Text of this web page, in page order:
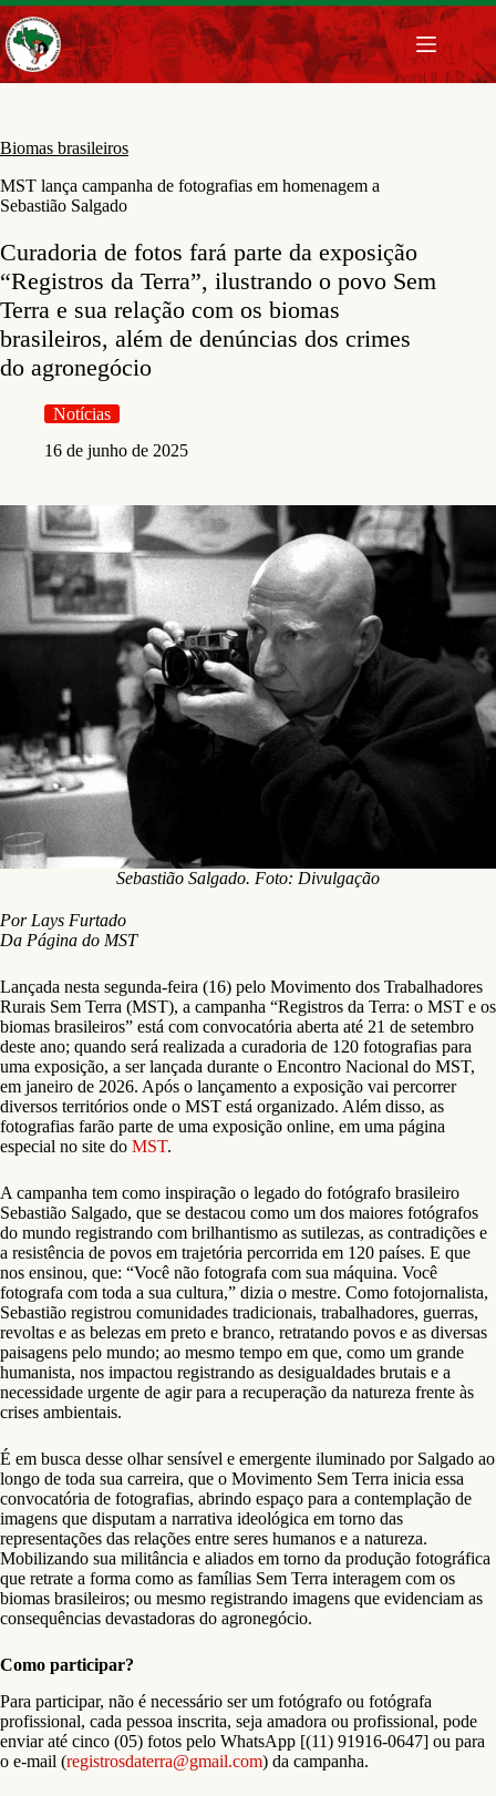
Pular
para
o
conteúdo
Biomas brasileiros
MST lança campanha de fotografias em homenagem a
Sebastião Salgado
Curadoria de fotos fará parte da exposição
“Registros da Terra”, ilustrando o povo Sem
Terra e sua relação com os biomas
brasileiros, além de denúncias dos crimes
do agronegócio
Notícias
16 de junho de 2025
Sebastião Salgado. Foto: Divulgação
Por Lays Furtado
Da Página do MST
Lançada nesta segunda-feira (16) pelo Movimento dos Trabalhadores
Rurais Sem Terra (MST), a campanha “Registros da Terra: o MST e os
biomas brasileiros” está com convocatória aberta até 21 de setembro
deste ano; quando será realizada a curadoria de 120 fotografias para
uma exposição, a ser lançada durante o Encontro Nacional do MST,
em janeiro de 2026. Após o lançamento a exposição vai percorrer
diversos territórios onde o MST está organizado. Além disso, as
fotografias farão parte de uma exposição online, em uma página
especial no site do MST.
A campanha tem como inspiração o legado do fotógrafo brasileiro
Sebastião Salgado, que se destacou como um dos maiores fotógrafos
do mundo registrando com brilhantismo as sutilezas, as contradições e
a resistência de povos em trajetória percorrida em 120 países. E que
nos ensinou, que: “Você não fotografa com sua máquina. Você
fotografa com toda a sua cultura,” dizia o mestre. Como fotojornalista,
Sebastião registrou comunidades tradicionais, trabalhadores, guerras,
revoltas e as belezas em preto e branco, retratando povos e as diversas
paisagens pelo mundo; ao mesmo tempo em que, como um grande
humanista, nos impactou registrando as desigualdades brutais e a
necessidade urgente de agir para a recuperação da natureza frente às
crises ambientais.
É em busca desse olhar sensível e emergente iluminado por Salgado ao
longo de toda sua carreira, que o Movimento Sem Terra inicia essa
convocatória de fotografias, abrindo espaço para a contemplação de
imagens que disputam a narrativa ideológica em torno das
representações das relações entre seres humanos e a natureza.
Mobilizando sua militância e aliados em torno da produção fotográfica
que retrate a forma como as famílias Sem Terra interagem com os
biomas brasileiros; ou mesmo registrando imagens que evidenciam as
consequências devastadoras do agronegócio.
Como participar?
Para participar, não é necessário ser um fotógrafo ou fotógrafa
profissional, cada pessoa inscrita, seja amadora ou profissional, pode
enviar até cinco (05) fotos pelo WhatsApp [(11) 91916-0647] ou para
o e-mail (registrosdaterra@gmail.com) da campanha.